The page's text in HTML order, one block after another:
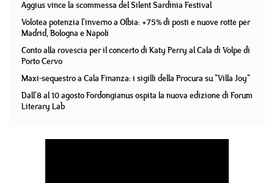
Aggius vince la scommessa del Silent Sardinia Festival
Volotea potenzia l'inverno a Olbia: +75% di posti e nuove rotte per
Madrid, Bologna e Napoli
Conto alla rovescia per il concerto di Katy Perry al Cala di Volpe di
Porto Cervo
Maxi-sequestro a Cala Finanza: i sigilli della Procura su "Villa Joy"
Dall'8 al 10 agosto Fordongianus ospita la nuova edizione di Forum
Literary Lab